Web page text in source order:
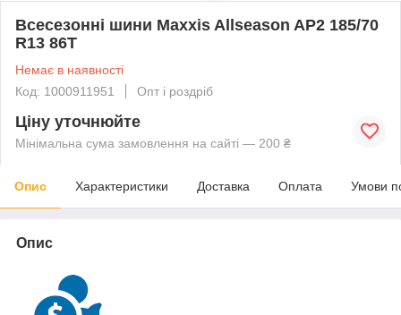
Всесезонні шини Maxxis Allseason AP2 185/70
R13 86T
Немає в наявності
Код: 1000911951
Опт і роздріб
Ціну уточнюйте
Мінімальна сума замовлення на сайті — 200 ₴
Опис Характеристики Доставка Оплата Умови
Опис